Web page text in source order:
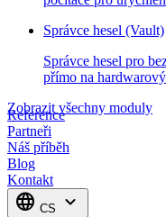
Správce hesel (Vault)
Správce hesel pro
přímo na
Zobrazit všechny moduly
Reference
Partneři
Náš příběh
Blog
Kontakt
language CS expand_more